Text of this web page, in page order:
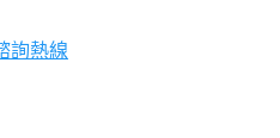
詢熱線